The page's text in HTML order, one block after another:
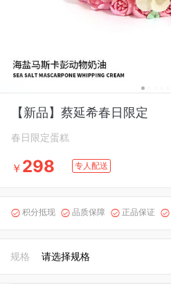
【新品】蔡延希春日限定
春日限定蛋糕
￥ 298 专人配送
 积分抵现  品质保障  正品保证 
规格 请选择规格